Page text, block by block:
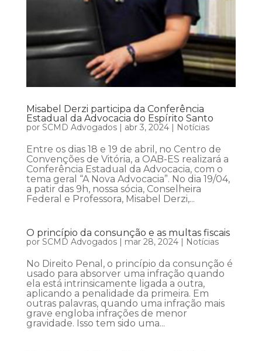
Misabel Derzi participa da Conferência
Estadual da Advocacia do Espírito Santo
por SCMD Advogados| abr 3, 2024| Notícias
Entre os dias 18 e 19 de abril, no Centro de
Convenções de Vitória, a OAB-ES realizará a
Conferência Estadual da Advocacia, com o
tema geral “A Nova Advocacia”. No dia 19/04,
a patir das 9h, nossa sócia, Conselheira
Federal e Professora, Misabel Derzi,...
O princípio da consunção e as multas fiscais
por SCMD Advogados| mar 28, 2024| Notícias
No Direito Penal, o princípio da consunção é
usado para absorver uma infração quando
ela está intrinsicamente ligada a outra,
aplicando a penalidade da primeira. Em
outras palavras, quando uma infração mais
grave engloba infrações de menor
gravidade. Isso tem sido uma...